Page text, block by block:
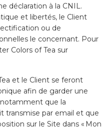
déclaration à la CNIL.
et libertés, le Client
ou de
le concernant. Pour
Colors of Tea sur
et le Client se feront
afin de garder une
que la
transmise par email et que
sur le Site dans « Mon